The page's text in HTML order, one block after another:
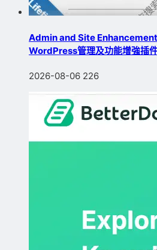
Admin and Site
WordPress管理及功能增強插
2026-08-06 226